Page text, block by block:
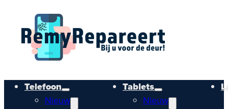
Telefoon
Nieuw
Tablets
Nieuw